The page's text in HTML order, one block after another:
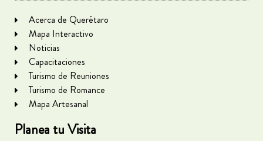
Acerca de Querétaro
Mapa Interactivo
Noticias
Capacitaciones
Turismo de Reuniones
Turismo de Romance
Mapa Artesanal
Planea tu Visita